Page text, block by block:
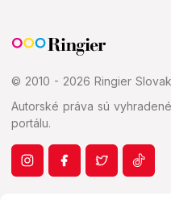
© 2010 - 2026 Ringier
Autorské práva sú
portálu.